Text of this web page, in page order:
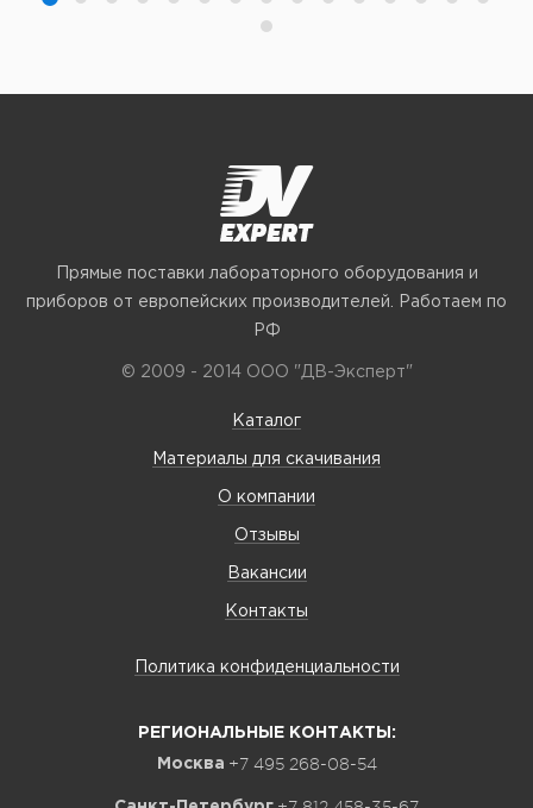
Прямые поставки лабораторного оборудования и
приборов от европейских производителей. Работаем по
РФ
© 2009 - 2014 ООО "ДВ-Эксперт"
Каталог
Материалы для скачивания
О компании
Отзывы
Вакансии
Контакты
Политика конфиденциальности
РЕГИОНАЛЬНЫЕ КОНТАКТЫ:
Москва +7 495 268-08-54